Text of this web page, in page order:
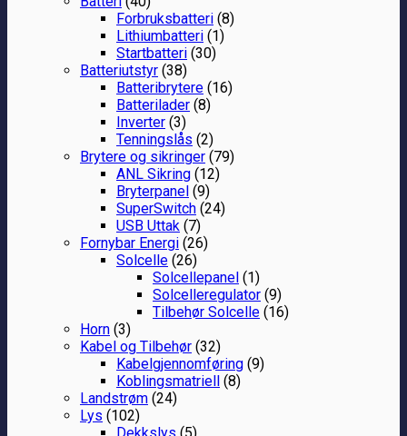
Forbruksbatteri (8)
Lithiumbatteri (1)
Startbatteri (30)
Batteriutstyr (38)
Batteribrytere (16)
Batterilader (8)
Inverter (3)
Tenningslås (2)
Brytere og sikringer (79)
ANL Sikring (12)
Bryterpanel (9)
SuperSwitch (24)
USB Uttak (7)
Fornybar Energi (26)
Solcelle (26)
Solcellepanel (1)
Solcelleregulator (9)
Tilbehør Solcelle (16)
Horn (3)
Kabel og Tilbehør (32)
Kabelgjennomføring (9)
Koblingsmatriell (8)
Landstrøm (24)
Lys (102)